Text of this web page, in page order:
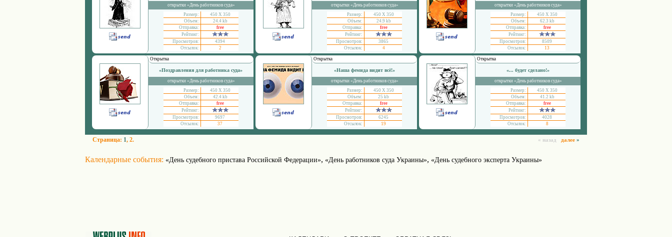
открытки «День работников суда»
Размер:
450 Х 350
Объем:
24.4 kb
Отправка:
free
Рейтинг:
Просмотров:
4394
Отсылок:
2
открытки «День работников суда»
Размер:
450 Х 350
Объем:
24.9 kb
Отправка:
free
Рейтинг:
Просмотров:
3865
Отсылок:
4
открытки «День работников суда»
Размер:
450 Х 350
Объем:
62.3 kb
Отправка:
free
Рейтинг:
Просмотров:
8509
Отсылок:
13
Открытка
«Поздравления для работника суда»
открытки «День работников суда»
Размер:
450 Х 350
Объем:
42.4 kb
Отправка:
free
Рейтинг:
Просмотров:
9697
Отсылок:
37
Открытка
«Наша фемида видит всё!»
открытки «День работников суда»
Размер:
450 Х 350
Объем:
25 kb
Отправка:
free
Рейтинг:
Просмотров:
6245
Отсылок:
19
Открытка
«... будет сделано!»
открытки «День работников суда»
Размер:
450 Х 350
Объем:
41.2 kb
Отправка:
free
Рейтинг:
Просмотров:
4028
Отсылок:
8
Страница: 1, 2. « назад далее »
Календарные события: «День судебного пристава Российской Федерации», «День работников суда Украины», «День судебного эксперта Украины»